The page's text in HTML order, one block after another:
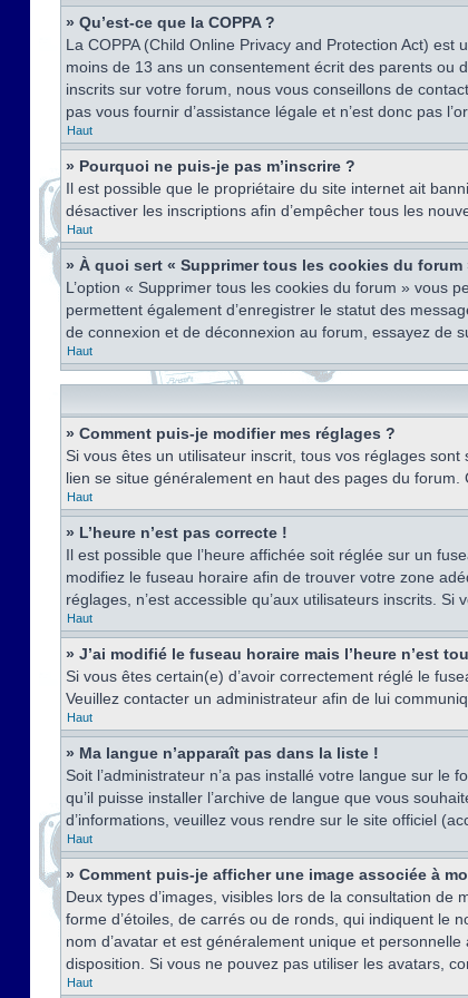
» Qu’est-ce que la COPPA ?
La COPPA (Child Online Privacy and Protection Act)
moins de 13 ans un consentement écrit des parents ou
inscrits sur votre forum, nous vous conseillons de
pas vous fournir d’assistance légale et n’est donc pas
Haut
» Pourquoi ne puis-je pas m’inscrire ?
Il est possible que le propriétaire du site internet ait
désactiver les inscriptions afin d’empêcher tous les
Haut
» À quoi sert « Supprimer tous les cookies du forum
L’option « Supprimer tous les cookies du forum » vous
permettent également d’enregistrer le statut des
de connexion et de déconnexion au forum, essayez de
Haut
» Comment puis-je modifier mes réglages ?
Si vous êtes un utilisateur inscrit, tous vos réglages
lien se situe généralement en haut des pages du
Haut
» L’heure n’est pas correcte !
Il est possible que l’heure affichée soit réglée sur un
modifiez le fuseau horaire afin de trouver votre zone
réglages, n’est accessible qu’aux utilisateurs inscrits. Si
Haut
» J’ai modifié le fuseau horaire mais l’heure n’est
Si vous êtes certain(e) d’avoir correctement réglé le
Veuillez contacter un administrateur afin de lui
Haut
» Ma langue n’apparaît pas dans la liste !
Soit l’administrateur n’a pas installé votre langue sur
qu’il puisse installer l’archive de langue que vous
d’informations, veuillez vous rendre sur le site officiel
Haut
» Comment puis-je afficher une image associée à
Deux types d’images, visibles lors de la consultation de
forme d’étoiles, de carrés ou de ronds, qui indiquent le
nom d’avatar et est généralement unique et
disposition. Si vous ne pouvez pas utiliser les avatars,
Haut